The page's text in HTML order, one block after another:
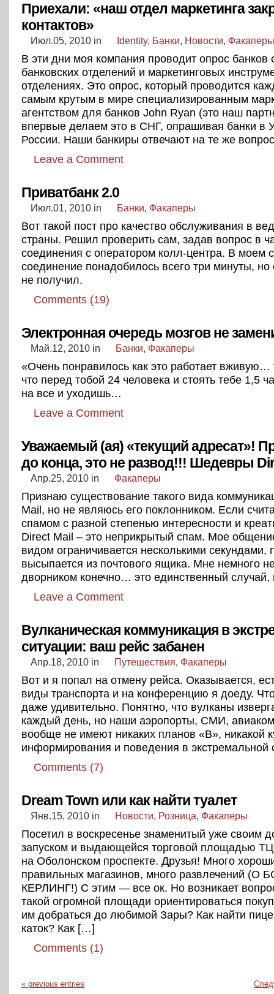
Приехали: «наш отдел маркетинга
контактов»
Июл.05, 2010 in Identity, Банки, Новости, Факаперы
В эти дни моя компания проводит опрос банков
банковских отделений и маркетинговых
отделениях. Это опрос, который проводится
самым крутым в мире специализированным
агентством для банков John Ryan (это наш
впервые делаем это в СНГ, опрашивая банки в
России. Наши банкиры отвечают на те же
Leave a Comment
Приватбанк 2.0
Июл.01, 2010 in Банки, Факаперы
Вот такой пост про качество обслуживания в
страны. Решил проверить сам, задав вопрос в
соединения с оператором колл-центра. В моем
соединение понадобилось всего три минуты, но
не получил.
Comments (19)
Электронная очередь мозгов не
Май.12, 2010 in Банки, Факаперы
«Очень понравилось как это работает
что перед тобой 24 человека и стоять тебе 1,5
на все и уходишь…
Leave a Comment
Уважаемый (ая) «текущий адресат»!
до конца, это не развод!!! Шедевры
Апр.25, 2010 in Факаперы
Признаю существование такого вида
Mail, но не являюсь его поклонником. Если
спамом с разной степенью интересности и
Direct Mail – это неприкрытый спам. Мое
видом ограничивается несколькими
высыпается из почтового ящика. Мне немного
дворником конечно… это единственный
Leave a Comment
Вулканическая коммуникация в
ситуации: ваш рейс забанен
Апр.18, 2010 in Путешествия, Факаперы
Вот и я попал на отмену рейса. Оказывается,
виды транспорта и на конференцию я доеду.
даже удивительно. Понятно, что вулканы
каждый день, но наши аэропорты, СМИ,
вообще не имеют никаких планов «В», никакой
информирования и поведения в экстремальной
Comments (7)
Dream Town или как найти туалет
Янв.15, 2010 in Новости, Розница, Факаперы
Посетил в воскресенье знаменитый уже своим
запуском и выдающейся торговой площадью ТЦ
на Оболонском проспекте. Друзья! Много
правильных магазинов, много развлечений
КЕРЛИНГ!) С этим — все ок. Но возникает
такой огромной площади ориентироваться
им добраться до любимой Зары? Как найти
каток? Как […]
Comments (1)
« previous entries